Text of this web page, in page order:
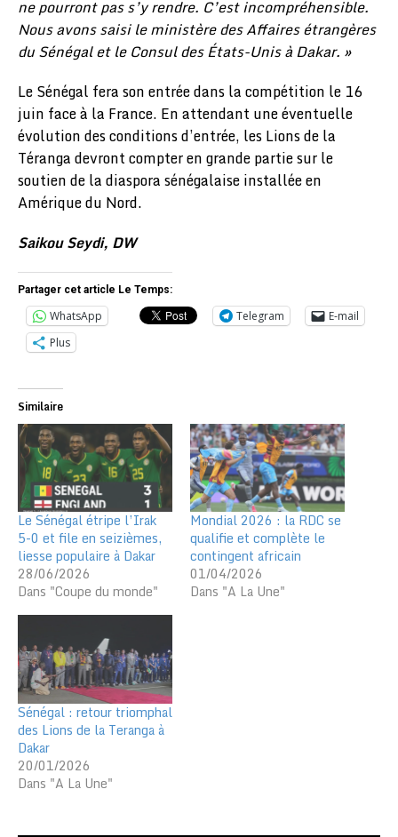
ne pourront pas s’y rendre. C’est incompréhensible.
Nous avons saisi le ministère des Affaires étrangères
du Sénégal et le Consul des États-Unis à Dakar. »
Le Sénégal fera son entrée dans la compétition le 16
juin face à la France. En attendant une éventuelle
évolution des conditions d’entrée, les Lions de la
Téranga devront compter en grande partie sur le
soutien de la diaspora sénégalaise installée en
Amérique du Nord.
Saikou Seydi, DW
Partager cet article Le Temps:
WhatsApp Telegram
E-mail
Plus
Similaire
Le Sénégal étripe l’Irak
5-0 et file en seizièmes,
liesse populaire à Dakar
28/06/2026
Dans "Coupe du monde"
Mondial 2026 : la RDC se
qualifie et complète le
contingent africain
01/04/2026
Dans "A La Une"
Sénégal : retour triomphal
des Lions de la Teranga à
Dakar
20/01/2026
Dans "A La Une"